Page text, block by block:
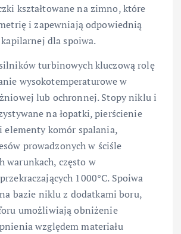
kształtowane na zimno, które
i zapewniają odpowiednią
kapilarnej dla spoiwa.
turbinowych kluczową rolę
wysokotemperaturowe w
lub ochronnej. Stopy niklu i
na łopatki, pierścienie
elementy komór spalania,
prowadzonych w ściśle
warunkach, często w
1000°C. Spoiwa
bazie niklu z dodatkami boru,
umożliwiają obniżenie
względem materiału